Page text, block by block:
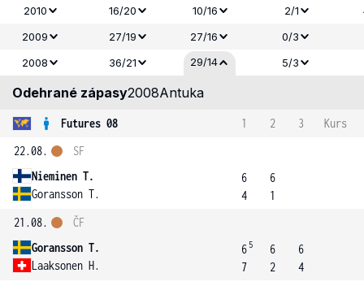
2010 16/20 10/16 2/1
2009
27/19 27/16
0/3
2008
36/21 29/14 5/3
Odehrané zápasy2008Antuka
Futures 08 1 2 3
Kurs
22.08.
Nieminen T.
Goransson T.
SF
6
4
6
1
21.08.
Goransson T.
Laaksonen H.
ČF
6 5
7
6
2
6
4